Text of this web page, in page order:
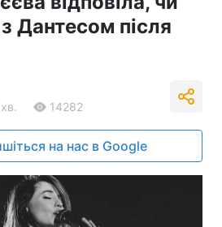
Дантесом після
14282
на нас в Google